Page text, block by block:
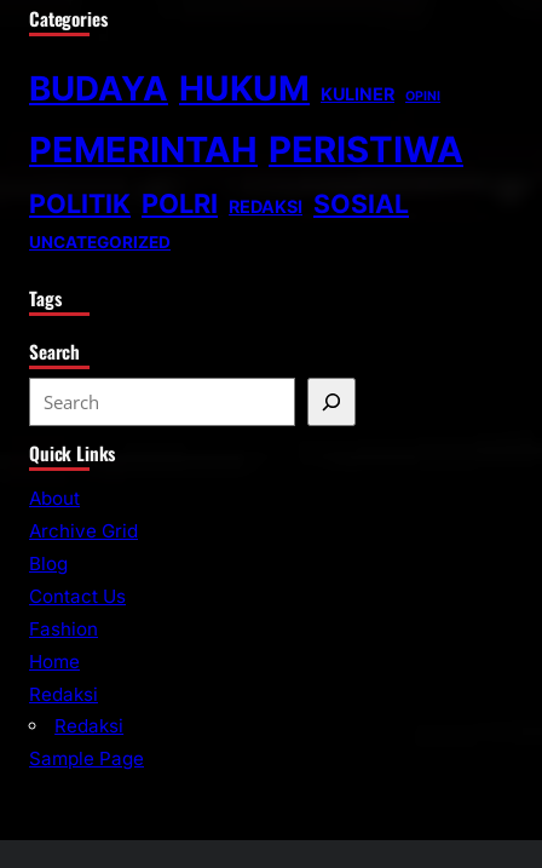
Categories
BUDAYA HUKUM KULINER OPINI
PEMERINTAH PERISTIWA
POLITIK POLRI REDAKSI SOSIAL
UNCATEGORIZED
Tags
Search
e
a
r
Quick Links
About
Archive Grid
Blog
Contact Us
Fashion
Home
Redaksi
Redaksi
Sample Page